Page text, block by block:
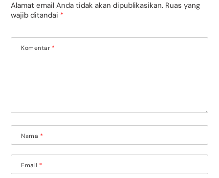
Alamat email Anda tidak akan dipublikasikan. Ruas yang
wajib ditandai *
Komentar *
Nama *
Email *